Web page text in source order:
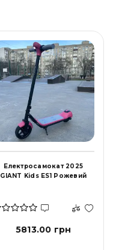
Електросамокат 2025
GIANT Kids ES1 Рожевий
5813.00 грн